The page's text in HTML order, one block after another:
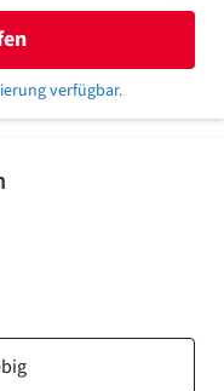
verfügbar.